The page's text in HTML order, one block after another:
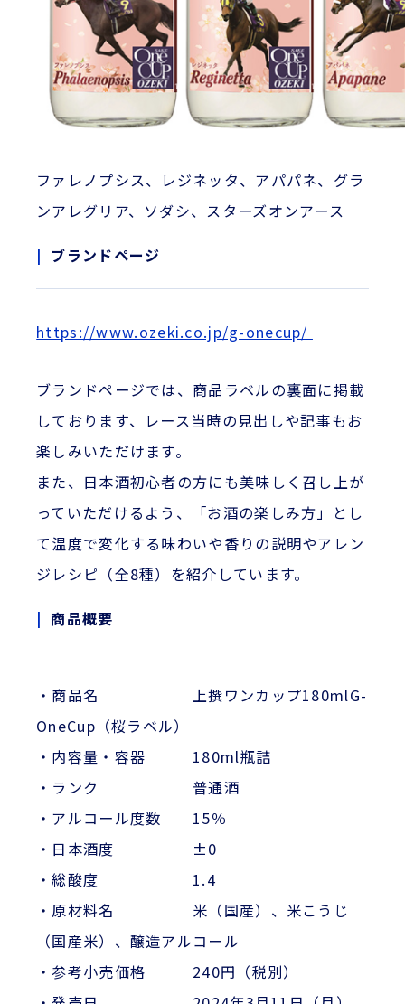
ファレノプシス、レジネッタ、アパパネ、グラ
ンアレグリア、ソダシ、スターズオンアース
ブランドページ
https://www.ozeki.co.jp/g-onecup/
ブランドページでは、商品ラベルの裏面に掲載
しております、レース当時の見出しや記事もお
楽しみいただけます。
また、日本酒初心者の方にも美味しく召し上が
っていただけるよう、「お酒の楽しみ方」とし
て温度で変化する味わいや香りの説明やアレン
ジレシピ（全8種）を紹介しています。
商品概要
・商品名 上撰ワンカップ180mlG-
OneCup（桜ラベル）
・内容量・容器 180ml瓶詰
・ランク 普通酒
・アルコール度数 15％
・日本酒度 ±0
・総酸度 1.4
・原材料名 米（国産）、米こうじ
（国産米）、醸造アルコール
・参考小売価格 240円（税別）